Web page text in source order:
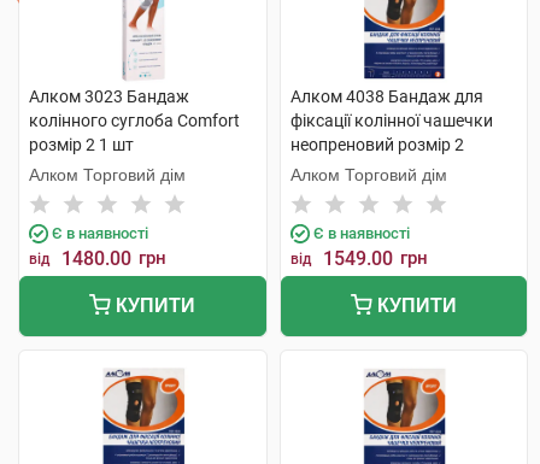
Алком 3023 Бандаж
колінного суглоба Comfort
розмір 2 1 шт
Алком Торговий дім
Є в наявності
від 1480.00 грн
КУПИТИ
Алком 4038 Бандаж для
фіксації колінної чашечки
неопреновий розмір 2
чорний 1 шт
Алком Торговий дім
Є в наявності
від 1549.00 грн
КУПИТИ